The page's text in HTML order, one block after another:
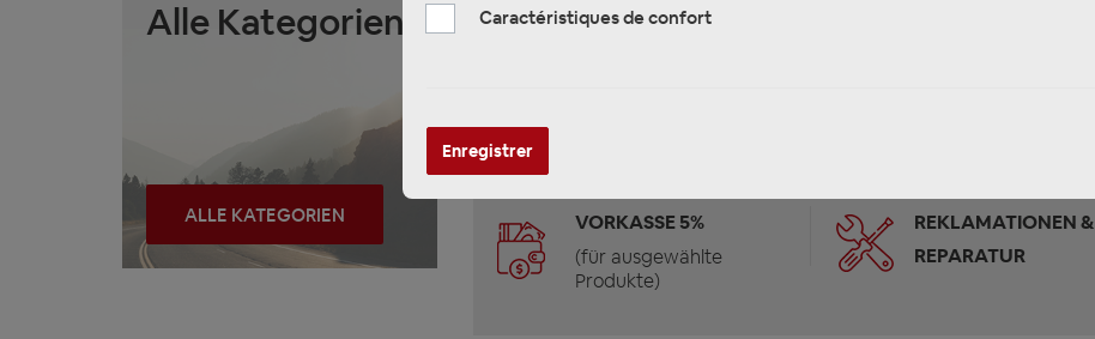
Alle Kategorien
ALLE KATEGORIEN
VORKASSE 5%
(für ausgewählte
Produkte)
REKLAMATIONEN &
REPARATUR
Caractéristiques de confort
Enregistrer